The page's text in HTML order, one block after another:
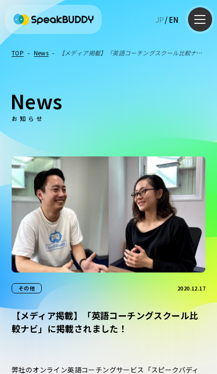
JP/EN
英語学習Q&A
TOP - News -
【メディア掲載】「英語コーチングスクール比較ナ
News
お知らせ
その他 2020.12.17
【メディア掲載】「英語コーチングスクール比
較ナビ」に掲載されました！
弊社のオンライン英語コーチングサービス「スピークバディ